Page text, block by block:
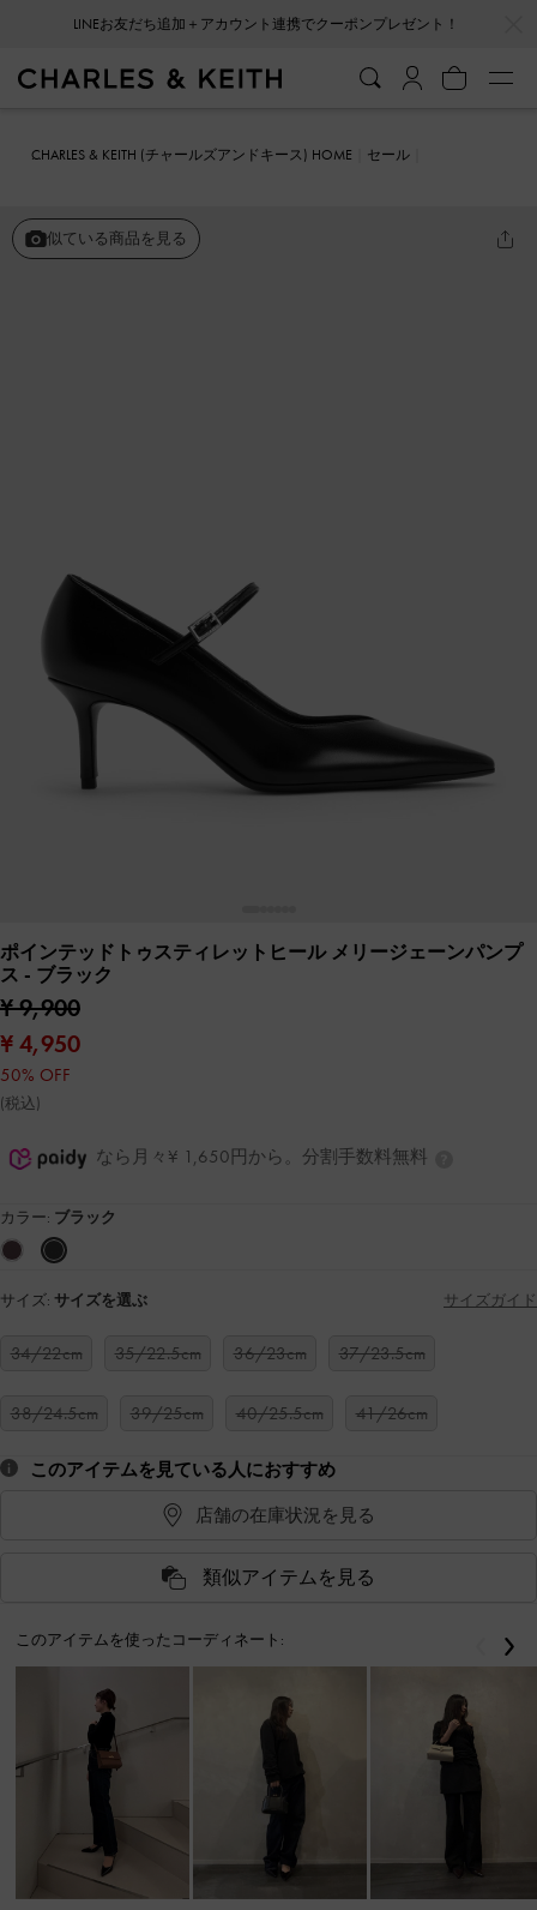
CHARLES & KEITH (チャールズアンドキース) HOME
セール
似ている商品を見る
ポインテッドトゥスティレットヒール メリージェーンパンプ
ス - ブラック
¥ 9,900
¥ 4,950
50% OFF
(税込)
なら月々¥ 1,650円から。分割手数料無料
カラー: ブラック
サイズ: サイズを選ぶ サイズガイド
34/22cm 35/22.5cm 36/23cm 37/23.5cm
38/24.5cm 39/25cm 40/25.5cm 41/26cm
このアイテムを見ている人におすすめ
店舗の在庫状況を見る
類似アイテムを見る
このアイテムを使ったコーディネート: 戻る